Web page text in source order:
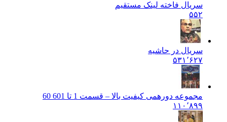
سریال فاخته لینک مستقیم
۵۵۲
سریال در حاشیه
۵۳۱٬۶۲۷
مجموعه دورهمی کیفیت بالا – قسمت 1 تا 60
1 60
۱۱۰٬۸۹۹